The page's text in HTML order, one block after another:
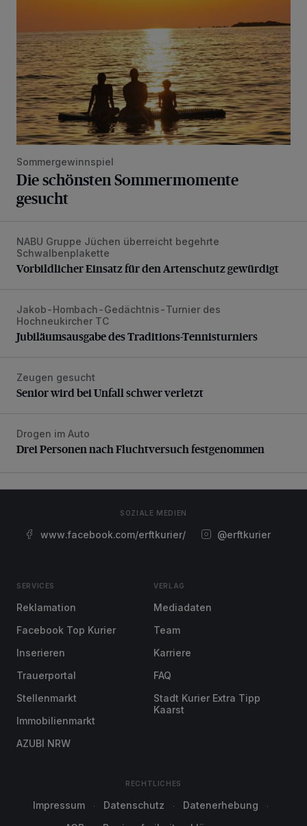
Sommergewinnspiel
Die schönsten Sommermomente
gesucht
Vorbildlicher Einsatz für den Artenschutz gewürdigt
NABU Gruppe Jüchen überreicht begehrte
Schwalbenplakette
Vorbildlicher Einsatz für den Artenschutz gewürdigt
Jubiläumsausgabe des Traditions-Tennisturniers
Jakob-Hombach-Gedächtnis-Turnier des
Hochneukircher TC
Jubiläumsausgabe des Traditions-Tennisturniers
Senior wird bei Unfall schwer verletzt
Zeugen gesucht
Senior wird bei Unfall schwer verletzt
Drei Personen nach Fluchtversuch festgenommen
Drogen im Auto
Drei Personen nach Fluchtversuch festgenommen
SOZIALE MEDIEN
www.facebook.com/erftkurier/ @erftkurier
SERVICES
Reklamation
Facebook Top Kurier
Inserieren
Trauerportal
Stellenmarkt
Immobilienmarkt
AZUBI NRW
VERLAG
Mediadaten
Team
Karriere
FAQ
Stadt Kurier Extra Tipp
Kaarst
RECHTLICHES
Impressum Datenschutz
Datenerhebung